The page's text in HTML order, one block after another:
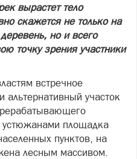
вырастет тело
скажется не только на
но и всего
точку зрения участники
встречное
участок
площадка
пунктов, на
лесным массивом.